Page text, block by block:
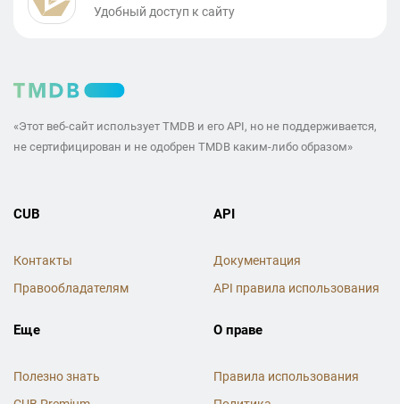
Удобный доступ к сайту
«Этот веб-сайт использует TMDB и его API, но не поддерживается,
не сертифицирован и не одобрен TMDB каким-либо образом»
CUB
Контакты
Правообладателям
API
Документация
API правила использования
Еще
Полезно знать
О праве
Правила использования